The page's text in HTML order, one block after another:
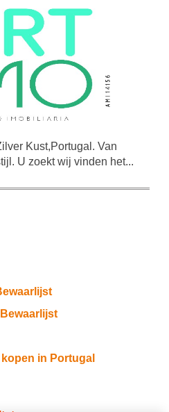
Kust,Portugal. Van
U zoekt wij vinden het...
in Portugal